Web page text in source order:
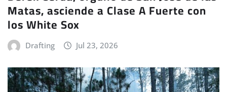
Matas, asciende a Clase A Fuerte con
los White Sox
Drafting Jul 23, 2026